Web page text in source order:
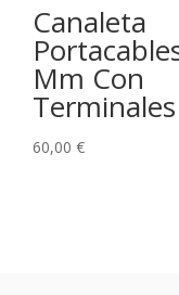
Canaleta
Mm Con
Terminales
60,00 €